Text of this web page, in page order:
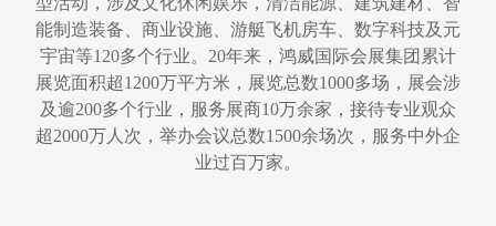
能制造装备、商业设施、游艇飞机房车、数字科技及元
宇宙等120多个行业。20年来，鸿威国际会展集团累计
展览面积超1200万平方米，展览总数1000多场，展会涉
及逾200多个行业，服务展商10万余家，接待专业观众
超2000万人次，举办会议总数1500余场次，服务中外企
业过百万家。